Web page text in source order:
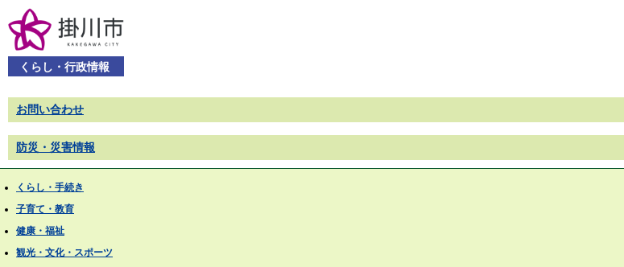
くらし・行政情報
お問い合わせ
防災・災害情報
くらし・手続き
子育て・教育
健康・福祉
観光・文化・スポーツ